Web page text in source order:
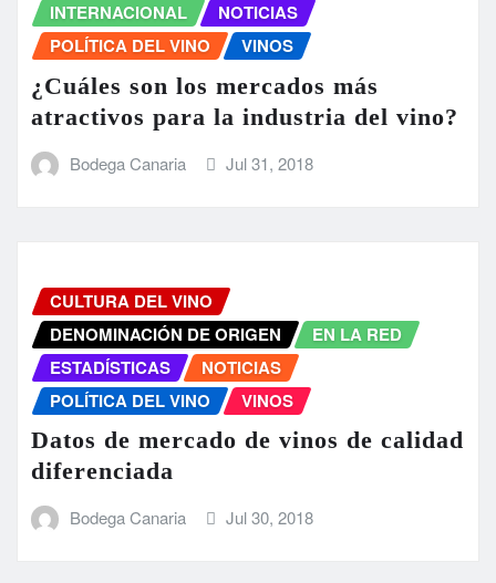
INTERNACIONAL
NOTICIAS
POLÍTICA DEL VINO
VINOS
¿Cuáles son los mercados más
atractivos para la industria del vino?
Bodega Canaria Jul 31, 2018
CULTURA DEL VINO
DENOMINACIÓN DE ORIGEN
EN LA RED
ESTADÍSTICAS
NOTICIAS
POLÍTICA DEL VINO
VINOS
Datos de mercado de vinos de calidad
diferenciada
Bodega Canaria Jul 30, 2018